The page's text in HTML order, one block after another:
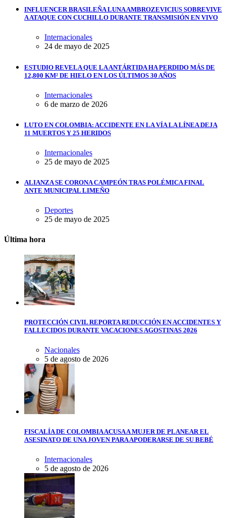
INFLUENCER BRASILEÑA LUNA AMBROZEVICIUS SOBREVIVE
A ATAQUE CON CUCHILLO DURANTE TRANSMISIÓN EN VIVO
Internacionales
24 de mayo de 2025
ESTUDIO REVELA QUE LA ANTÁRTIDA HA PERDIDO MÁS DE
12,800 KM² DE HIELO EN LOS ÚLTIMOS 30 AÑOS
Internacionales
6 de marzo de 2026
LUTO EN COLOMBIA: ACCIDENTE EN LA VÍA LA LÍNEA DEJA
11 MUERTOS Y 25 HERIDOS
Internacionales
25 de mayo de 2025
ALIANZA SE CORONA CAMPEÓN TRAS POLÉMICA FINAL
ANTE MUNICIPAL LIMEÑO
Deportes
25 de mayo de 2025
Última hora
PROTECCIÓN CIVIL REPORTA REDUCCIÓN EN ACCIDENTES Y
FALLECIDOS DURANTE VACACIONES AGOSTINAS 2026
Nacionales
5 de agosto de 2026
FISCALÍA DE COLOMBIA ACUSA A MUJER DE PLANEAR EL
ASESINATO DE UNA JOVEN PARA APODERARSE DE SU BEBÉ
Internacionales
5 de agosto de 2026